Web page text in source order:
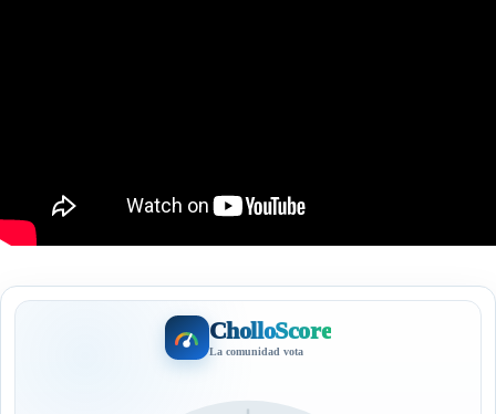
CholloScore
La comunidad vota